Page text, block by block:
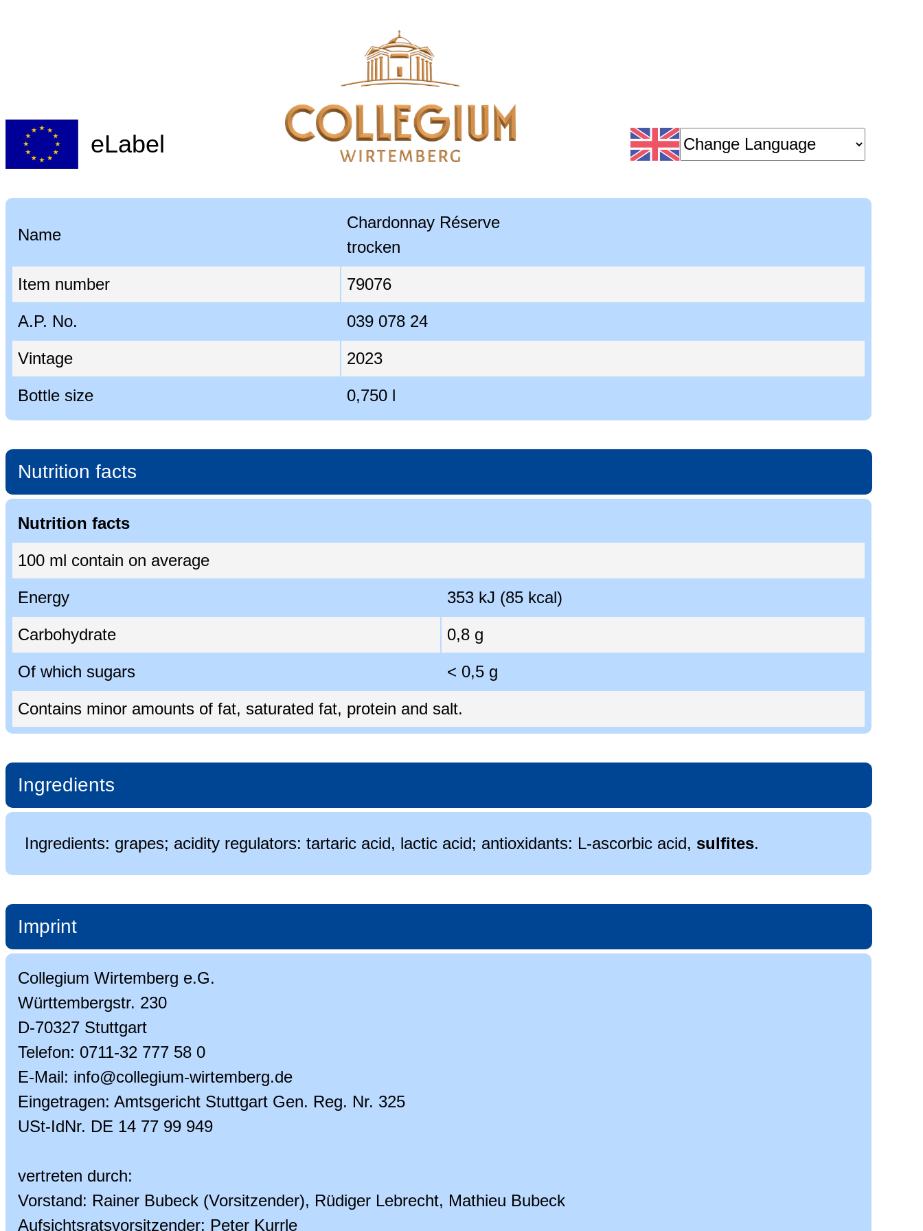
eLabel
Name
Chardonnay Réserve
trocken
Item number
79076
A.P. No.
039 078 24
Vintage
2023
Bottle size
0,750 l
Nutrition facts
Nutrition facts
100 ml contain on average
Energy
353 kJ (85 kcal)
Carbohydrate
0,8 g
Of which sugars
< 0,5 g
Contains minor amounts of fat, saturated fat, protein and salt.
Ingredients
Ingredients: grapes; acidity regulators: tartaric acid, lactic acid; antioxidants: L-ascorbic acid, sulfites.
Imprint
Collegium Wirtemberg e.G.
Württembergstr. 230
D-70327 Stuttgart
Telefon: 0711-32 777 58 0
E-Mail: info@collegium-wirtemberg.de
Eingetragen: Amtsgericht Stuttgart Gen. Reg. Nr. 325
USt-IdNr. DE 14 77 99 949
vertreten durch:
Vorstand: Rainer Bubeck (Vorsitzender), Rüdiger Lebrecht, Mathieu Bubeck
Aufsichtsratsvorsitzender: Peter Kurrle